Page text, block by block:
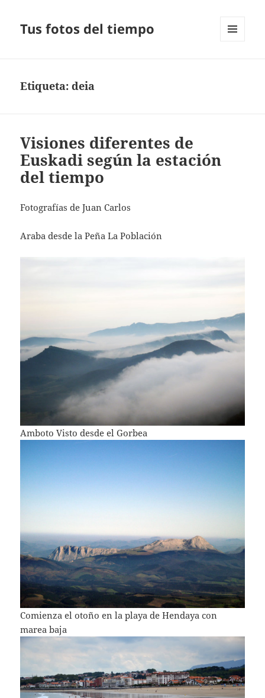
Tus fotos del tiempo
Etiqueta:deia
Visiones diferentes de
Euskadi según la estación
del tiempo
Fotografías de Juan Carlos
Araba desde la Peña La Población
Amboto Visto desde el Gorbea
Comienza el otoño en la playa de Hendaya con
marea baja